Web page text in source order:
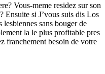
Vous-meme residez sur son
Ensuite si J’vous suis dis Los
lesbiennes sans bouger de
la le plus profitable pres
franchement besoin de votre